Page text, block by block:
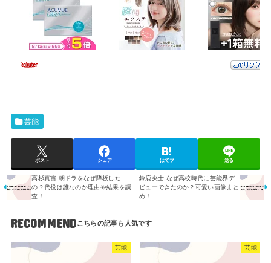
芸能
ポスト シェア はてブ 送る
高杉真宙 朝ドラをなぜ降板した
の？代役は誰なのか理由や結果を調
査！
鈴鹿央士 なぜ高校時代に芸能界デ
ビューできたのか？可愛い画像まと
め！
RECOMMEND
芸能 芸能